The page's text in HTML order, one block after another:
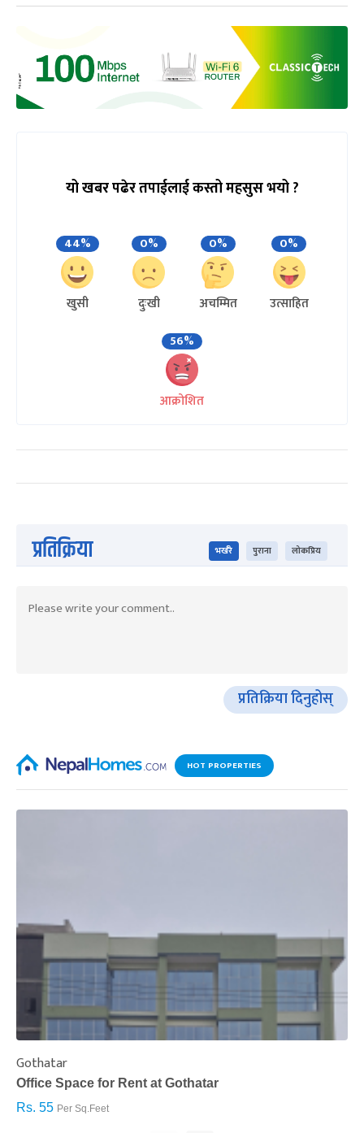
यो खबर पढेर तपाईलाई कस्तो महसुस भयो ?
44%
खुसी
0%
दुःखी
0%
अचम्मित
0%
उत्साहित
56%
आक्रोशित
प्रतिक्रिया भर्खरै पुराना लोकप्रिय
प्रतिक्रिया दिनुहोस्
HOT PROPERTIES
Gothatar
Office Space for Rent at Gothatar
Rs. 55 Per Sq.Feet